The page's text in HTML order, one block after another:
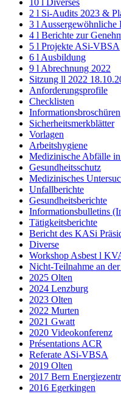
2 l Si-Audits 2023 &
3 l Aussergewöhnliche
4 l Berichte zur
5 l Projekte ASi-VBSA
6 l Ausbildung
9 l Abrechnung 2022
Sitzung ll 2022
Anforderungsprofile
Checklisten
Informationsbroschüren
Sicherheitsmerkblätter
Vorlagen
Arbeitshygiene
Medizinische Abfälle
Gesundheitsschutz
Medizinisches
Unfallberichte
Gesundheitsberichte
Informationsbulletins
Tätigkeitsberichte
Bericht des KASi
Diverse
Workshop Asbest l
Nicht-Teilnahme an
2025 Olten
2024 Lenzburg
2023 Olten
2022 Murten
2021 Gwatt
2020 Videokonferenz
Présentations ACR
Referate ASi-VBSA
2019 Olten
2017 Bern
2016 Egerkingen